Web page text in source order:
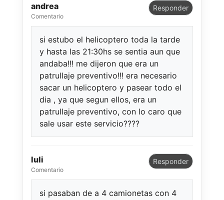
andrea
Comentario
Responder
si estubo el helicoptero toda la tarde
y hasta las 21:30hs se sentia aun que
andaba!!! me dijeron que era un
patrullaje preventivo!!! era necesario
sacar un helicoptero y pasear todo el
dia , ya que segun ellos, era un
patrullaje preventivo, con lo caro que
sale usar este servicio????
luli
Comentario
Responder
si pasaban de a 4 camionetas con 4